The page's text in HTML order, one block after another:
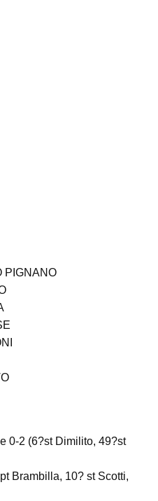
PIGNANO
0-2 (6?st Dimilito, 49?st
Brambilla, 10? st Scotti,